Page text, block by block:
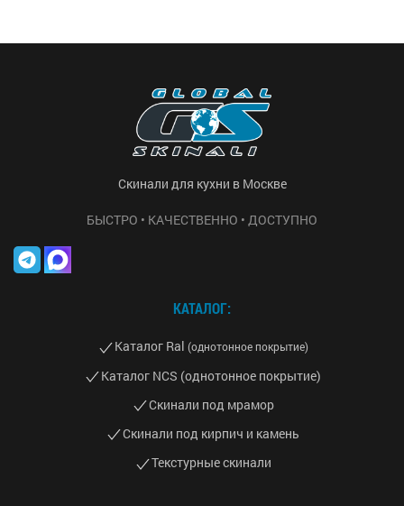
Скинали для кухни в Москве
БЫСТРО • КАЧЕСТВЕННО • ДОСТУПНО
КАТАЛОГ:
Каталог Ral (однотонное покрытие)
Каталог NCS (однотонное покрытие)
Скинали под мрамор
Скинали под кирпич и камень
Текстурные скинали